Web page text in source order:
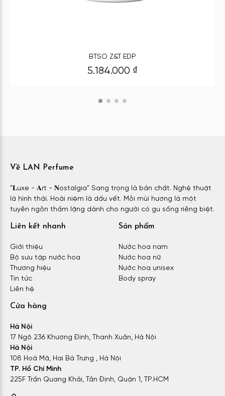
BTSO Z&T EDP
5.184.000 ₫
Về LAN Perfume
"𝐋uxe - 𝐀rt - 𝐍ostalgia" Sang trọng là bản chất. Nghệ thuật
là hình thái. Hoài niệm là dấu vết. Mỗi mùi hương là một
tuyên ngôn thầm lặng dành cho người có gu sống riêng biệt.
Liên kết nhanh
Giới thiệu
Bộ sưu tập nước hoa
Thương hiệu
Tin tức
Liên hệ
Sản phẩm
Nước hoa nam
Nước hoa nữ
Nước hoa unisex
Body spray
Cửa hàng
Hà Nội
17 Ngõ 236 Khương Đình, Thanh Xuân, Hà Nội
Hà Nội
108 Hoà Mã, Hai Bà Trưng , Hà Nội
TP. Hồ Chí Minh
225F Trần Quang Khải, Tân Định, Quận 1, TP.HCM